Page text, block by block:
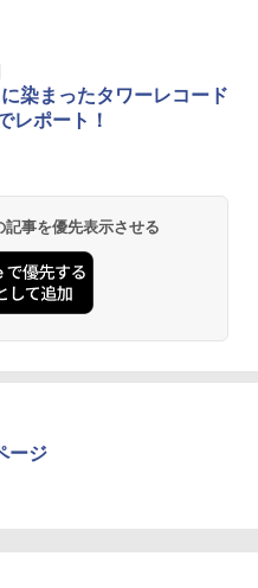
5 デジタル・エディション
Console Language: Japan
2200B01)
コード 封入
ワイヤレス コントロー
C® ケーブル
イドカード 5,000円 デジタ
ード]
限定】劇場版モノノ怪
(Amazon.co.jp限定オリジ
納ケース付きコレクション)
特典:オリジナル巾着＋メー
ray]
常版 [Blu-ray]
の刃」無限城編 第一章 猗
染まったタワーレコード
レポート！
事を優先表示させる
ージ